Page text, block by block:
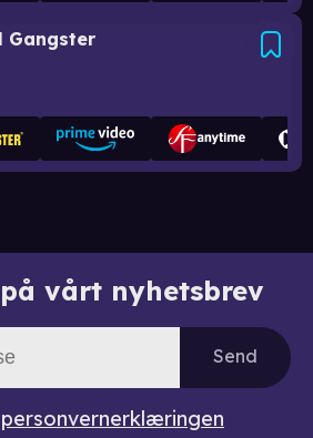
Gangster
vårt nyhetsbrev
Send
personvernerklæringen